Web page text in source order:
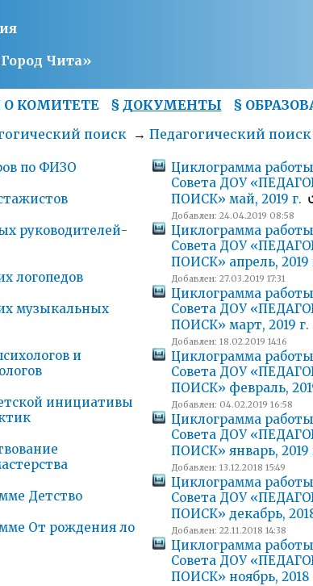
Чита»
КОМИТЕТЕ § ДОКУМЕНТЫ §
поиск → Педагогический поиск
по ФИЗО
руководителей-
логопедов
музыкальных
и
инициативы
Детство
От рождения ло
Циклограмма
Совета ДОУ
ПОИСК» май, 2019 г.
Добавлен: 24.04.2019 08:58
Циклограмма
Совета ДОУ
ПОИСК» апрель, 2019
Добавлен: 27.03.2019 17:31
Циклограмма
Совета ДОУ
ПОИСК» март, 2019 г.
Добавлен: 18.02.2019 14:16
Циклограмма
Совета ДОУ
ПОИСК» февраль,
Добавлен: 04.02.2019 16:58
Циклограмма
Совета ДОУ
ПОИСК» январь, 2019
Добавлен: 13.12.2018 15:49
Циклограмма
Совета ДОУ
ПОИСК» декабрь,
Добавлен: 22.11.2018 14:38
Циклограмма
Совета ДОУ
ПОИСК» ноябрь, 2018